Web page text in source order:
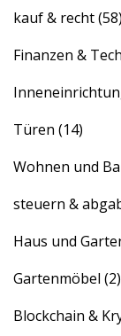
kauf & recht(58)
Finanzen &
Türen (14)
Wohnen und
steuern &
Haus und
Gartenmöbel (2)
Blockchain &